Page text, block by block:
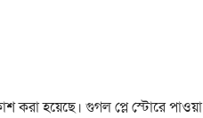
করা হয়েছে। গুগল প্লে স্টোরে পাওয়া